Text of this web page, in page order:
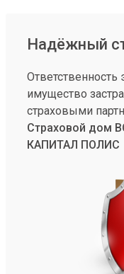
Надёжный
Ответственность
имущество
страховыми
Страховой дом
КАПИТАЛ ПОЛИС